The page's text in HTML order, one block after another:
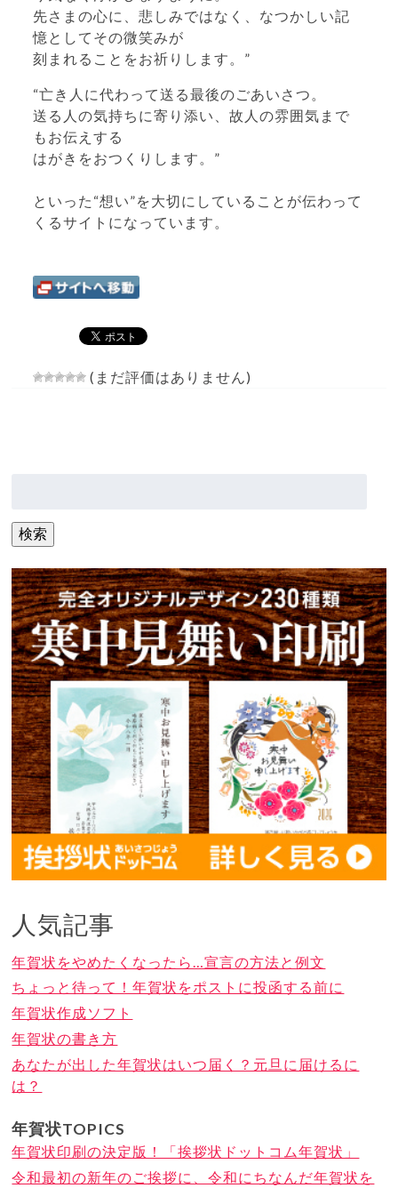
先さまの心に、悲しみではなく、なつかしい記
憶としてその微笑みが
刻まれることをお祈りします。”
“亡き人に代わって送る最後のごあいさつ。
送る人の気持ちに寄り添い、故人の雰囲気まで
もお伝えする
はがきをおつくりします。”
といった“想い”を大切にしていることが伝わって
くるサイトになっています。
(まだ評価はありません)
検索
人気記事
年賀状をやめたくなったら…宣言の方法と例文
ちょっと待って！年賀状をポストに投函する前に
年賀状作成ソフト
年賀状の書き方
あなたが出した年賀状はいつ届く？元旦に届けるに
は？
年賀状TOPICS
年賀状印刷の決定版！「挨拶状ドットコム年賀状」
令和最初の新年のご挨拶に、令和にちなんだ年賀状を